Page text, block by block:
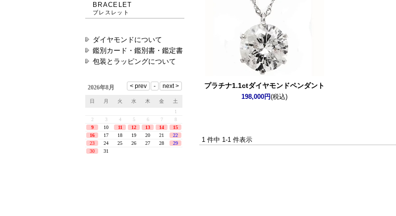
BRACELET
ブレスレット
ダイヤモンドについて
鑑別カード・鑑別書・鑑定書
包装とラッピングについて
プラチナ1.1ctダイヤモンドペンダント
198,000円(税込)
1 件中 1-1 件表示